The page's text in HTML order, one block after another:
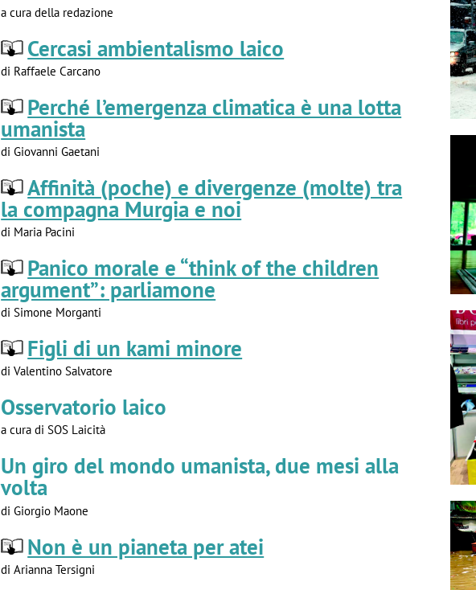
a cura della redazione
Cercasi ambientalismo laico
di Raffaele Carcano
Perché l’emergenza climatica è una lotta
umanista
di Giovanni Gaetani
Affinità (poche) e divergenze (molte) tra
la compagna Murgia e noi
di Maria Pacini
Panico morale e “think of the children
argument”: parliamone
di Simone Morganti
Figli di un kami minore
di Valentino Salvatore
Osservatorio laico
a cura di SOS Laicità
Un giro del mondo umanista, due mesi alla
volta
di Giorgio Maone
Non è un pianeta per atei
di Arianna Tersigni